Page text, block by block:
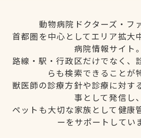
動物病院ドクターズ・フ
首都圏を中心としてエリア拡大
病院情報サイト。
路線・駅・行政区だけでなく、
らも検索できることが
獣医師の診療方針や診療に対す
事として発信し、
ペットも大切な家族として健康
ーをサポートしてい